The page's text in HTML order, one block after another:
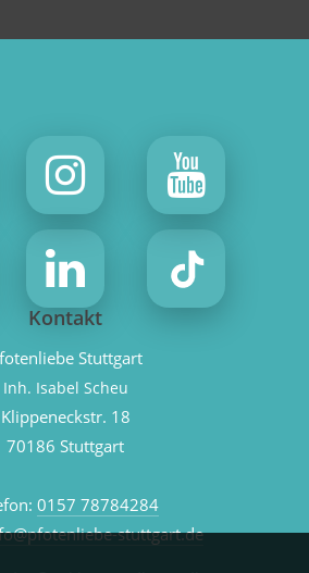
Kontakt
Stuttgart
Inh. Isabel Scheu
Klippeneckstr. 18
70186 Stuttgart
0157 78784284
stuttgart.de